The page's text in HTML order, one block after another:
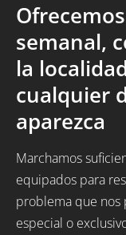
semanal,
la
cualquier
aparezca
Marchamos
equipados para
problema que nos
especial o